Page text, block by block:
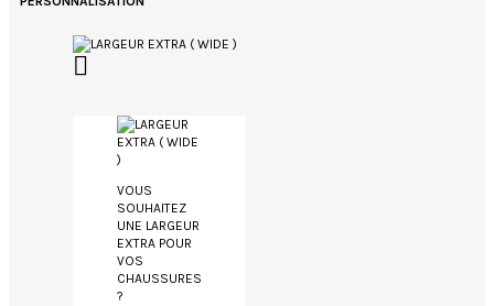

VOUS
SOUHAITEZ
UNE LARGEUR
EXTRA POUR
VOS
CHAUSSURES
?